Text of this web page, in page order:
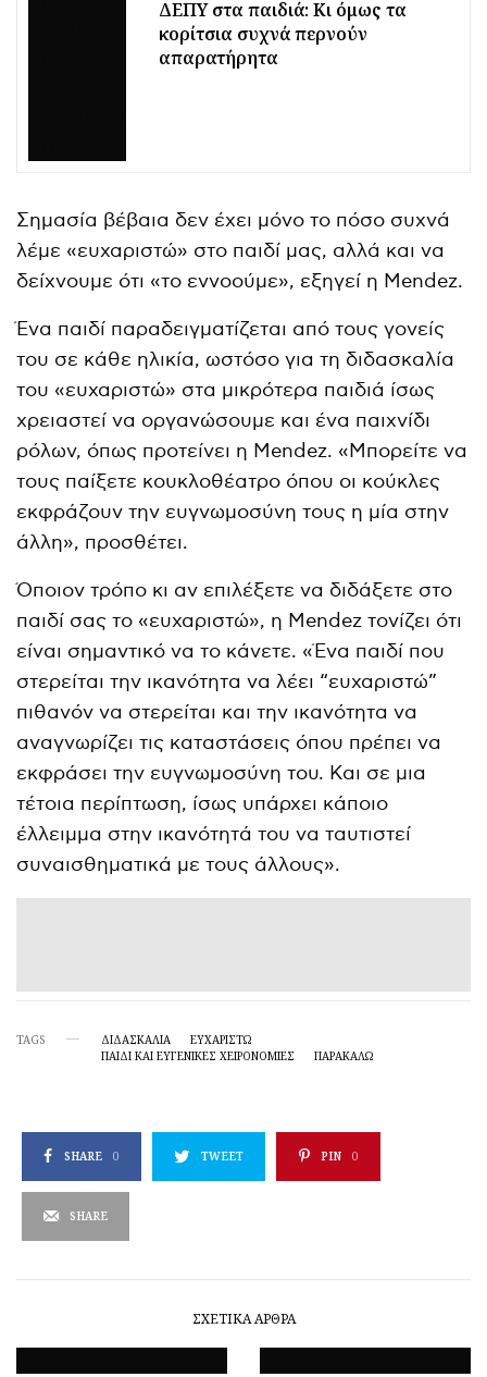
ΔΕΠΥ στα παιδιά: Κι όμως τα
κορίτσια συχνά περνούν
απαρατήρητα
Σημασία βέβαια δεν έχει μόνο το πόσο συχνά
λέμε «ευχαριστώ» στο παιδί μας, αλλά και να
δείχνουμε ότι «το εννοούμε», εξηγεί η Mendez.
Ένα παιδί παραδειγματίζεται από τους γονείς
του σε κάθε ηλικία, ωστόσο για τη διδασκαλία
του «ευχαριστώ» στα μικρότερα παιδιά ίσως
χρειαστεί να οργανώσουμε και ένα παιχνίδι
ρόλων, όπως προτείνει η Mendez. «Μπορείτε να
τους παίξετε κουκλοθέατρο όπου οι κούκλες
εκφράζουν την ευγνωμοσύνη τους η μία στην
άλλη», προσθέτει.
Όποιον τρόπο κι αν επιλέξετε να διδάξετε στο
παιδί σας το «ευχαριστώ», η Mendez τονίζει ότι
είναι σημαντικό να το κάνετε. «Ένα παιδί που
στερείται την ικανότητα να λέει “ευχαριστώ”
πιθανόν να στερείται και την ικανότητα να
αναγνωρίζει τις καταστάσεις όπου πρέπει να
εκφράσει την ευγνωμοσύνη του. Και σε μια
τέτοια περίπτωση, ίσως υπάρχει κάποιο
έλλειμμα στην ικανότητά του να ταυτιστεί
συναισθηματικά με τους άλλους».
TAGS ΔΙΔΑΣΚΑΛΙΑ
ΕΥΧΑΡΙΣΤΏ
ΠΑΙΔΊ ΚΑΙ ΕΥΓΕΝΙΚΈΣ ΧΕΙΡΟΝΟΜΊΕΣ
ΠΑΡΑΚΑΛΏ
SHARE 0 TWEET PIN 0
SHARE
ΣΧΕΤΙΚΆ ΆΡΘΡΑ